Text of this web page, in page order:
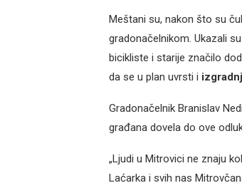
Meštani su, nakon što su
gradonačelnikom. Ukazali
bicikliste i starije značilo
da se u plan uvrsti i
Gradonačelnik Branislav
građana dovela do ove
„Ljudi u Mitrovici ne znaju
Laćarka i svih nas